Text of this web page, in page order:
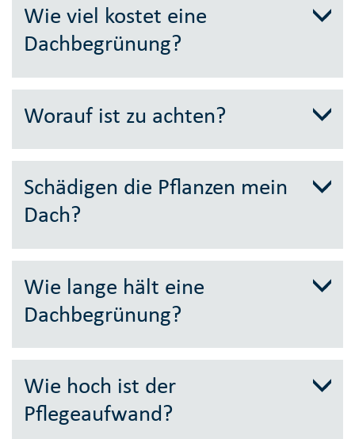
Wie viel kostet eine
Dachbegrünung?
Worauf ist zu achten?
Schädigen die Pflanzen mein
Dach?
Wie lange hält eine
Dachbegrünung?
Wie hoch ist der
Pflegeaufwand?